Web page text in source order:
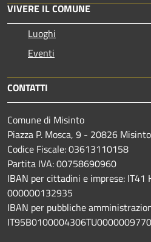
VIVERE IL COMUNE
Luoghi
Eventi
CONTATTI
Comune di Misinto
Piazza P. Mosca, 9 - 20826
Codice Fiscale: 03613110158
Partita IVA: 00758690960
IBAN per cittadini e imprese:
000000132935
IBAN per pubbliche
IT95B0100004306TU0000009770